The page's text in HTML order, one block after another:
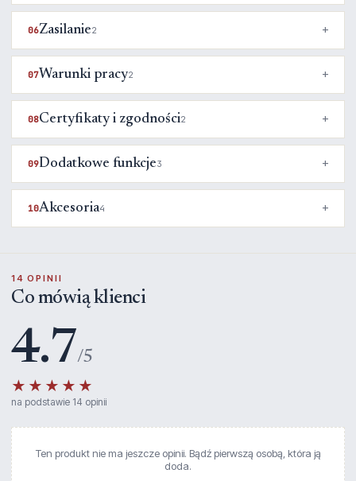
06Zasilanie2
07Warunki pracy2
08Certyfikaty i zgodności2
09Dodatkowe funkcje3
10Akcesoria4
14 OPINII
Co mówią klienci
4.7/5
★★★★★
na podstawie 14 opinii
Ten produkt nie ma jeszcze opinii. Bądź pierwszą osobą, która ją
doda.